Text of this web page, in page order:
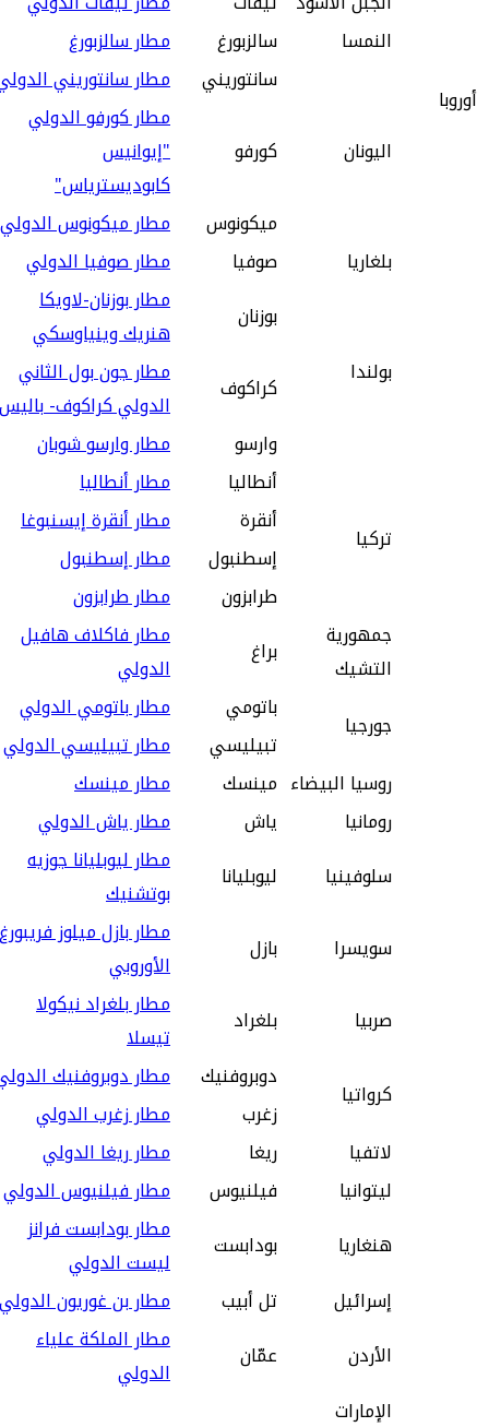
أوروبا
النمسا
سالزبورغ مطار سالزبورغ
اليونان
سانتوريني مطار سانتوريني
كورفو
مطار كورفو الدولي
"إيوانيس
كابوديسترياس"
ميكونوس
مطار ميكونوس الدولي
بلغاريا
صوفيا مطار صوفيا الدولي
بولندا
بوزنان
مطار بوزنان-لاويكا
هنريك وينياوسكي
كراكوف
مطار جون بول الثاني
الدولي كراكوف- باليس
وارسو
مطار وارسو شوبان
تركيا
أنطاليا
مطار أنطاليا
أنقرة
مطار أنقرة إيسنبوغا
إسطنبول
مطار إسطنبول
طرابزون
مطار طرابزون
جمهورية
التشيك
براغ
مطار فاكلاف هافيل
الدولي
جورجيا
باتومي
مطار باتومي الدولي
تبيليسي
مطار تبيليسي الدولي
روسيا البيضاء مينسك
مطار مينسك
رومانيا
ياش
مطار ياش الدولي
سلوفينيا
ليوبليانا
مطار ليوبليانا جوزيه
بوتشنيك
سويسرا
بازل
مطار بازل ميلوز فريبورغ
الأوروبي
صربيا
بلغراد
مطار بلغراد نيكولا
تيسلا
كرواتيا
دوبروفنيك
مطار دوبروفنيك
زغرب
مطار زغرب الدولي
لاتفيا
ريغا
مطار ريغا الدولي
ليتوانيا
فيلنيوس
مطار فيلنيوس الدولي
هنغاريا
بودابست
مطار بودابست فرانز
ليست الدولي
إسرائيل تل أبيب
مطار بن غوريون الدولي
الأردن
عمّان
مطار الملكة علياء
الدولي
الإمارات